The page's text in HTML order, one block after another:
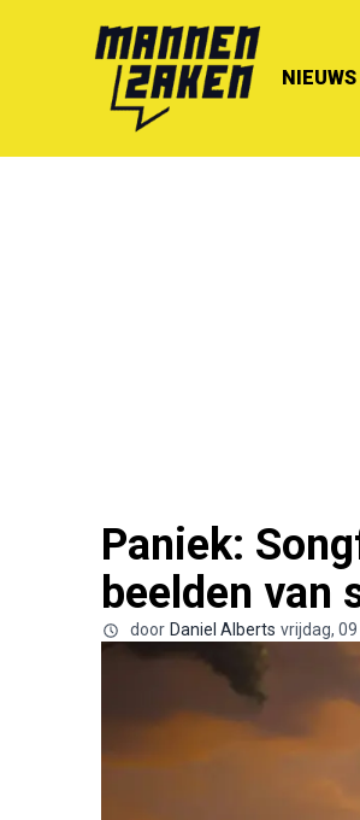
NIEUWS
Paniek:
beelden van
door Daniel Alberts vrijdag,